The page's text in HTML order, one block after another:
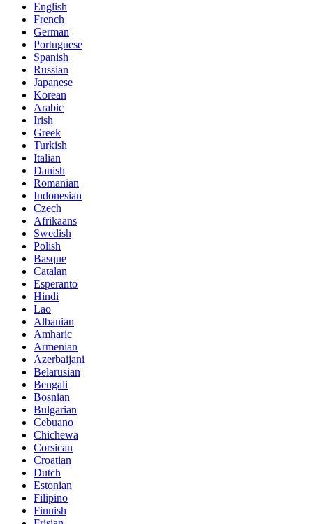
English
French
German
Portuguese
Spanish
Russian
Japanese
Korean
Arabic
Irish
Greek
Turkish
Italian
Danish
Romanian
Indonesian
Czech
Afrikaans
Swedish
Polish
Basque
Catalan
Esperanto
Hindi
Lao
Albanian
Amharic
Armenian
Azerbaijani
Belarusian
Bengali
Bosnian
Bulgarian
Cebuano
Chichewa
Corsican
Croatian
Dutch
Estonian
Filipino
Finnish